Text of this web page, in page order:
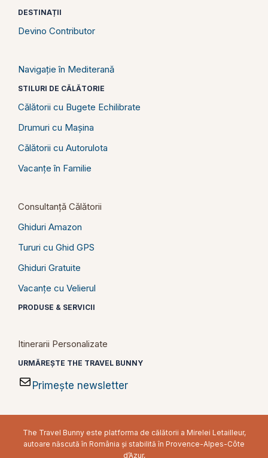
DESTINAȚII
Devino Contributor
Navigație în Mediterană
STILURI DE CĂLĂTORIE
Călătorii cu Bugete Echilibrate
Drumuri cu Mașina
Călătorii cu Autorulota
Vacanțe în Familie
Consultanță Călătorii
Ghiduri Amazon
Tururi cu Ghid GPS
Ghiduri Gratuite
Vacanțe cu Velierul
PRODUSE & SERVICII
Itinerarii Personalizate
URMĂREȘTE THE TRAVEL BUNNY
Primește newsletter
The Travel Bunny este platforma de călătorii a Mirelei Letailleur,
autoare născută în România și stabilită în Provence-Alpes-Côte
d’Azur,